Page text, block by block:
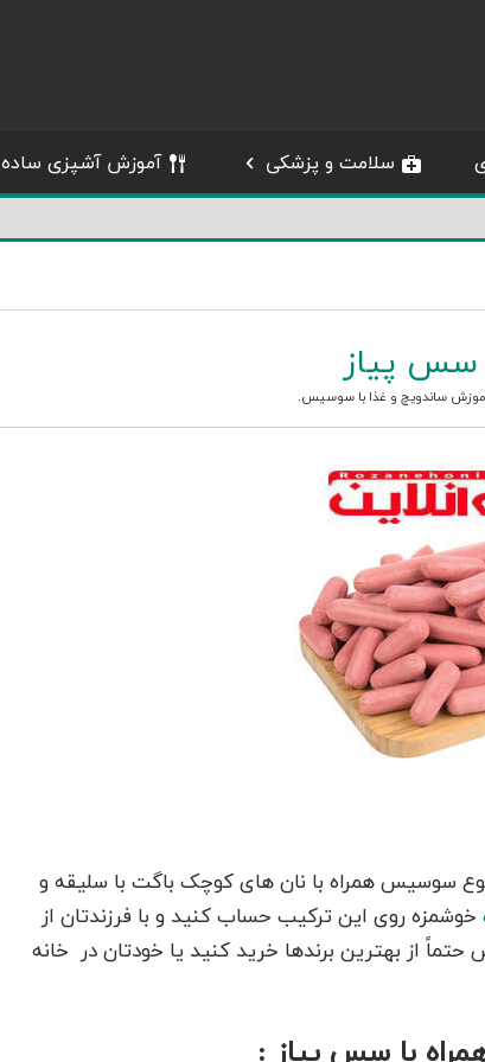
سلامت و پزشکی آموزش آشپزی ساده
پیاز
ساندویچ و غذا با سوسیس.
سوسیس همراه با نانهای کوچک باگت با سلیقه و
خوشمزه روی این ترکیب حساب کنید و با فرزندتان از
حتماً از بهترین برندها خرید کنید یا خودتان در خانه
با سس پیاز :